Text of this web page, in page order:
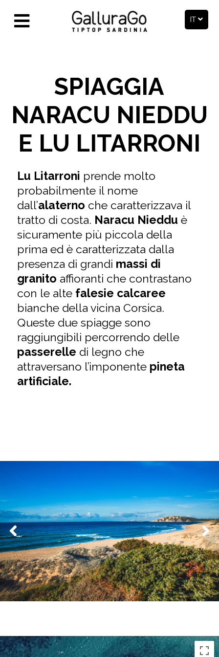
IT
SPIAGGIA
NARACU NIEDDU
E LU LITARRONI
Lu Litarroni prende molto
probabilmente il nome
dall’alaterno che caratterizzava il
tratto di costa. Naracu Nieddu è
sicuramente più piccola della
prima ed è caratterizzata dalla
presenza di grandi massi di
granito affioranti che contrastano
con le altefalesie calcaree
bianche della vicina Corsica.
Queste due spiagge sono
raggiungibili percorrendo delle
passerelle di legno che
attraversano l’imponente pineta
artificiale.